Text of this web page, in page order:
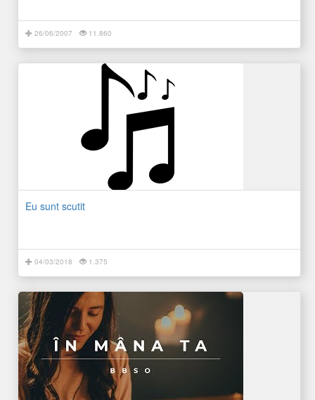
26/06/2007 11.860
Eu sunt scutit
04/03/2018 1.375